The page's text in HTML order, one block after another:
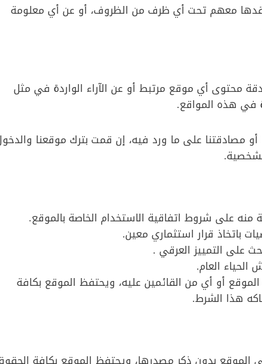
معهم تحت أي ظرف من الظروف، أو عن أي معلومة
محتوى أي موقع مرتبط أو عن الآراء الواردة في مثل
في هذه المواقع.
مصادقتنا على ما ورد فيه، إن قمت بترك موقعنا
منه على شروط اتفاقية الاستخدام الخاصة بالموقع.
باتخاذ قرار استثماري معين.
على التمييز العرقي .
العام.
أو أي من القائمين عليه، ويحتفظ الموقع بكافة
هذا الشرط.